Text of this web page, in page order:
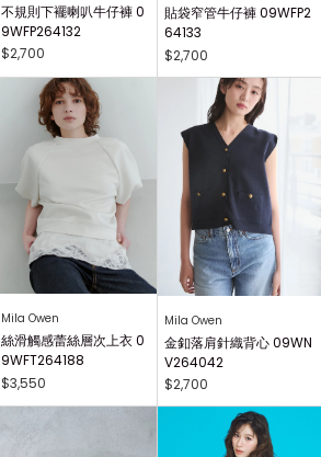
不規則下襬喇叭牛仔褲 0
9WFP264132
$2,700
貼袋窄管牛仔褲 09WFP2
64133
$2,700
Mila Owen
絲滑觸感蕾絲層次上衣 0
9WFT264188
$3,550
Mila Owen
金釦落肩針織背心 09WN
V264042
$2,700